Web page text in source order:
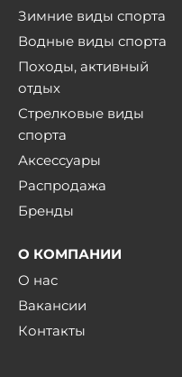
Зимние виды спорта
Водные виды спорта
Походы, активный
отдых
Стрелковые виды
спорта
Аксессуары
Распродажа
Бренды
О КОМПАНИИ
О нас
Вакансии
Контакты